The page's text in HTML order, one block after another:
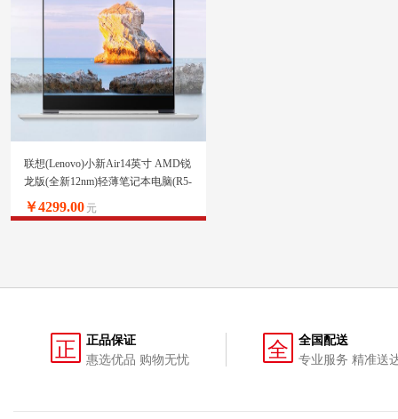
联想(Lenovo)小新Air14英寸 AMD锐
龙版(全新12nm)轻薄笔记本电脑(R5-
3500U 12G 512G PCIE IPS)轻奢灰
￥4299.00 元
正
正品保证
惠选优品 购物无忧
全
全国配送
专业服务 精准送